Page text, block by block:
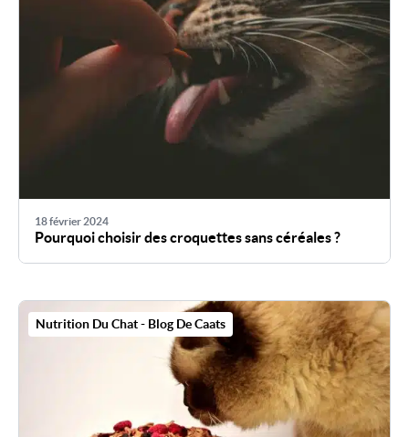
18 février 2024
Pourquoi choisir des croquettes sans céréales ?
Nutrition Du Chat - Blog De Caats